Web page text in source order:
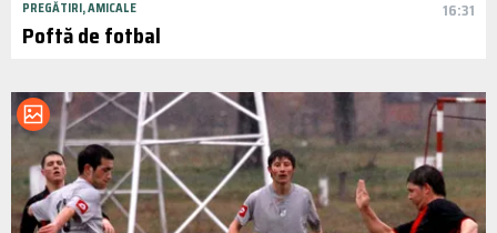
PREGĂTIRI, AMICALE 16:31
Poftă de fotbal